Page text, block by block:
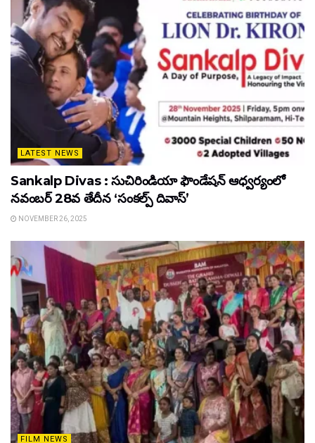
LATEST NEWS
Sankalp Divas : సుచిరిండియా ఫౌండేషన్ ఆధ్వర్యంలో
నవంబర్ 28వ తేదీన ‘సంకల్ప్ దివాస్’
NOVEMBER 26, 2025
FILM NEWS